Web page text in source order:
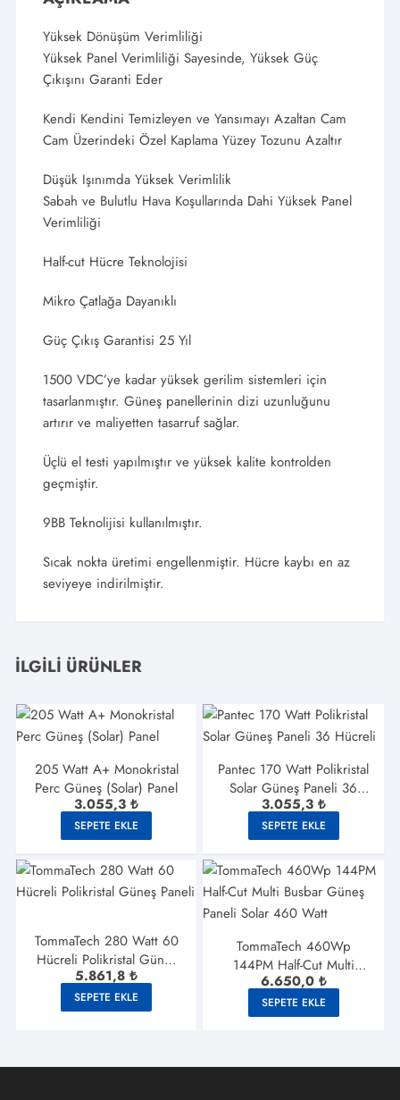
Yüksek Dönüşüm Verimliliği
Yüksek Panel Verimliliği Sayesinde, Yüksek Güç
Çıkışını Garanti Eder
Kendi Kendini Temizleyen ve Yansımayı Azaltan Cam
Cam Üzerindeki Özel Kaplama Yüzey Tozunu Azaltır
Düşük Işınımda Yüksek Verimlilik
Sabah ve Bulutlu Hava Koşullarında Dahi Yüksek Panel
Verimliliği
Half-cut Hücre Teknolojisi
Mikro Çatlağa Dayanıklı
Güç Çıkış Garantisi 25 Yıl
1500 VDC’ye kadar yüksek gerilim sistemleri için
tasarlanmıştır. Güneş panellerinin dizi uzunluğunu
artırır ve maliyetten tasarruf sağlar.
Üçlü el testi yapılmıştır ve yüksek kalite kontrolden
geçmiştir.
9BB Teknolijisi kullanılmıştır.
Sıcak nokta üretimi engellenmiştir. Hücre kaybı en az
seviyeye indirilmiştir.
İLGILI ÜRÜNLER
205 Watt A+ Monokristal
Perc Güneş (Solar) Panel
3.055,3₺
SEPETE EKLE
Pantec 170 Watt Polikristal
Solar Güneş Paneli 36
Hücreli
3.055,3 ₺
SEPETE EKLE
TommaTech 280 Watt 60
Hücreli Polikristal Güneş
Paneli
5.861,8₺
SEPETE EKLE
TommaTech 460Wp
144PM Half-Cut Multi
Busbar Güneş Paneli Solar
460 Watt
6.650,0 ₺
SEPETE EKLE